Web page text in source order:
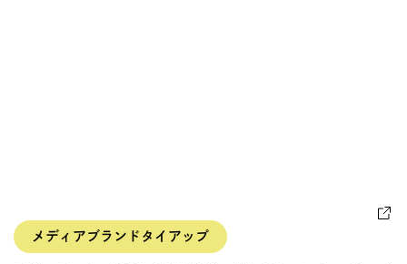
メディアブランドタイアップ